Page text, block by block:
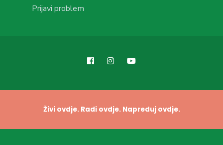
Prijavi problem
Živi ovdje. Radi ovdje. Napreduj ovdje.